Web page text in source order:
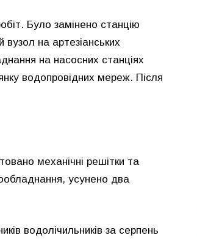
Було замінено станцію
на артезіанських
на насосних станціях
водопровідних мереж. Після
механічні решітки та
усунено два
водолічильників за серпень